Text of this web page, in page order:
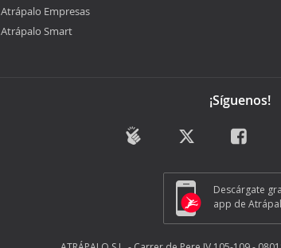
Atrápalo Empresas
Atrápalo Smart
¡Síguenos!
Descárgate
app de